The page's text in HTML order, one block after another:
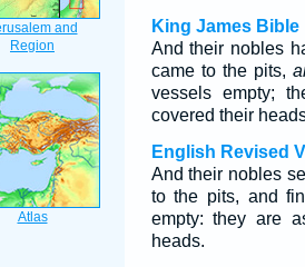
King James Bible
And their nobles
came to the pits,
vessels empty;
covered their
English Revised
And their nobles
to the pits, and
empty: they are
heads.